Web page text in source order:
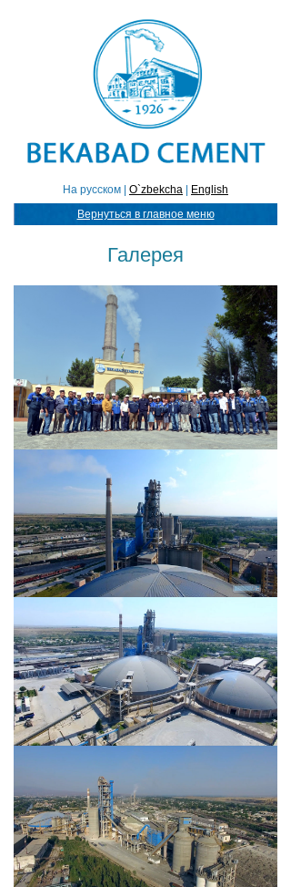
На русском | O`zbekcha
English
Вернуться в главное меню
Галерея